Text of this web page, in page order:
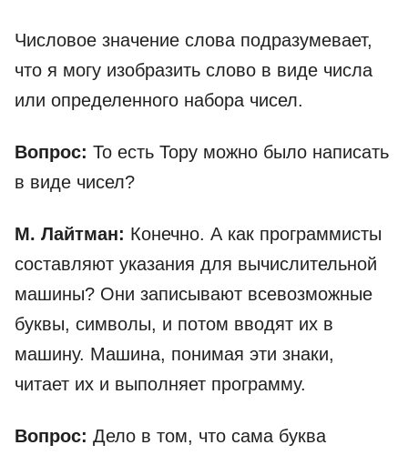
Числовое значение слова подразумевает,
что я могу изобразить слово в виде числа
или определенного набора чисел.
Вопрос: То есть Тору можно было написать
в виде чисел?
М. Лайтман: Конечно. А как программисты
составляют указания для вычислительной
машины? Они записывают всевозможные
буквы, символы, и потом вводят их в
машину. Машина, понимая эти знаки,
читает их и выполняет программу.
Вопрос: Дело в том, что сама буква